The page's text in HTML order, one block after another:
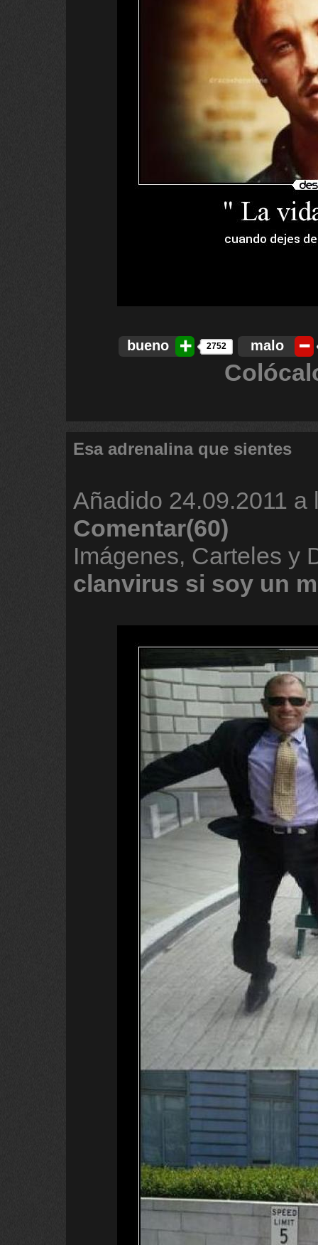
bueno 2752 malo
Esa adrenalina que sientes
Añadido 24.09.2011 a
Comentar(60)
Imágenes, Carteles y
clanvirus si soy un